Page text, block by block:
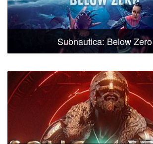
Subnautica: Below Zero